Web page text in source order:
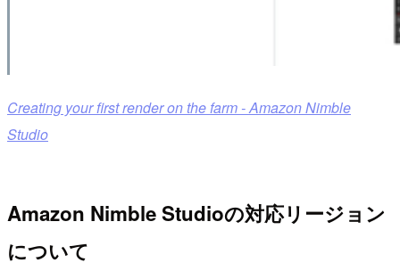
Creating your first render on the farm - Amazon Nimble
Studio
Amazon Nimble Studioの対応リージョン
について